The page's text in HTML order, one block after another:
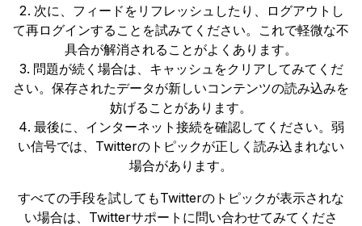
次に、フィードをリフレッシュしたり、ログアウトし
て再ログインすることを試みてください。これで軽微な不
具合が解消されることがよくあります。
問題が続く場合は、キャッシュをクリアしてみてくだ
さい。保存されたデータが新しいコンテンツの読み込みを
妨げることがあります。
最後に、インターネット接続を確認してください。弱
い信号では、Twitterのトピックが正しく読み込まれない
場合があります。
すべての手段を試してもTwitterのトピックが表示されな
い場合は、Twitterサポートに問い合わせてみてくださ